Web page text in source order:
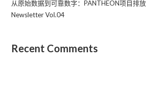
从原始数据到可靠数字：PANTHEON项目排
Newsletter Vol.04
Recent Comments